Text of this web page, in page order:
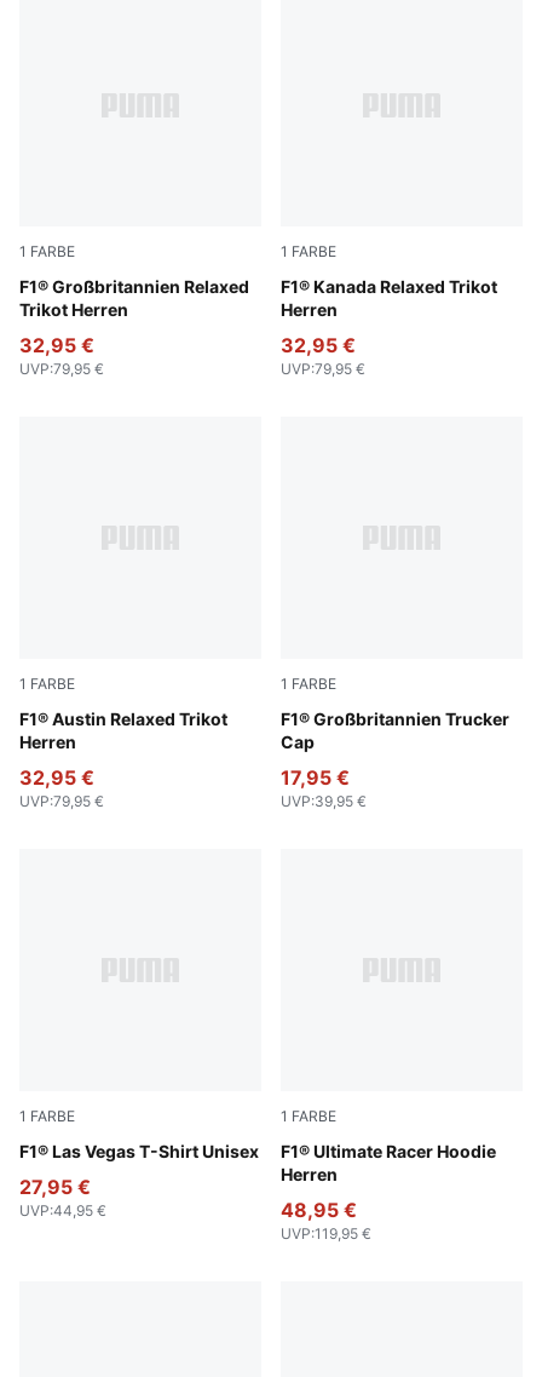
1 FARBE
F1® Großbritannien Relaxed
Trikot Herren
Puma Black
32,95 €
UVP:79,95 €
1 FARBE
F1® Kanada Relaxed Trikot
Herren
Pop Red
32,95 €
UVP:79,95 €
1 FARBE
F1® Austin Relaxed Trikot
Herren
Lapis Lazuli
32,95 €
UVP:79,95 €
1 FARBE
F1® Großbritannien Trucker
Cap
Puma Black
17,95 €
UVP:39,95 €
1 FARBE
F1® Las Vegas T-Shirt Unisex
Puma Black
27,95 €
UVP:44,95 €
1 FARBE
F1® Ultimate Racer Hoodie
Herren
Puma Black
48,95 €
UVP:119,95 €